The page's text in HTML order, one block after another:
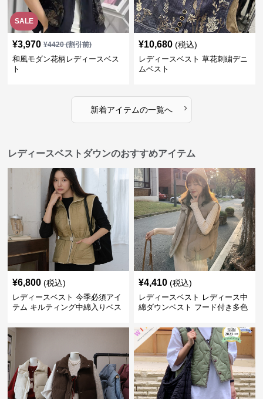
SALE
¥3,970 ¥4420(割引前)
和風モダン花柄レディースベス
ト
¥10,680 (税込)
レディースベスト 草花刺繍デニ
ムベスト
新着アイテムの一覧へ ›
レディースベストダウンのおすすめアイテム
¥6,800 (税込)
レディースベスト 今季必須アイ
テム キルティング中綿入りベス
¥4,410 (税込)
レディースベスト レディース中
綿ダウンベスト フード付き多色